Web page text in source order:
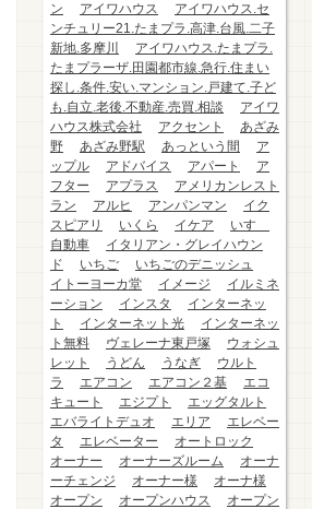
ン
アイワハウス
アイワハウス.セ
ンチュリー21.たまプラ.高津.台風.二子
新地.多摩川
アイワハウス.たまプラ.
たまプラーザ.田園都市線.急行.住まい
探し.条件.安い.マンション.戸建て.子ど
も.自立.老後.不動産.売買.相談
アイワ
ハウス株式会社
アクセント
あざみ
野
あざみ野駅 あっという間
ア
ップル
アドバイス アパート
ア
フター
アプラス
アメリカンレスト
ラン
アルヒ アンパンマン
イク
スピアリ
いくら イケア
いすゞ
自動車
イタリアン・グレイハウン
ド
いちご
いちごのデニッシュ
イトーヨーカ堂
イメージ
イルミネ
ーション
インスタ
インターネッ
ト
インターネット光
インターネッ
ト無料
ヴェレーナ東戸塚
ウォシュ
レット
うどん うなぎ
ウルト
ラ
エアコン エアコン２基
エコ
キュート
エジプト
エッグタルト
エバライトデュオ
エリア
エレベー
タ
エレベーター
オートロック
オーナー
オーナーズルーム
オーナ
ーチェンジ
オーナー様
オーナ様
オープン
オープンハウス
オープン